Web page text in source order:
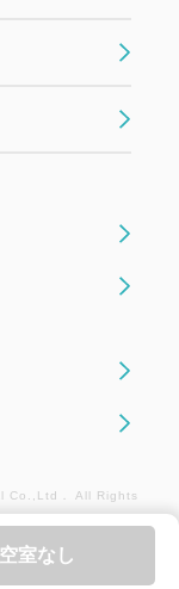
空室なし
駐車場料金を1
Co.,Ltd． All Rights